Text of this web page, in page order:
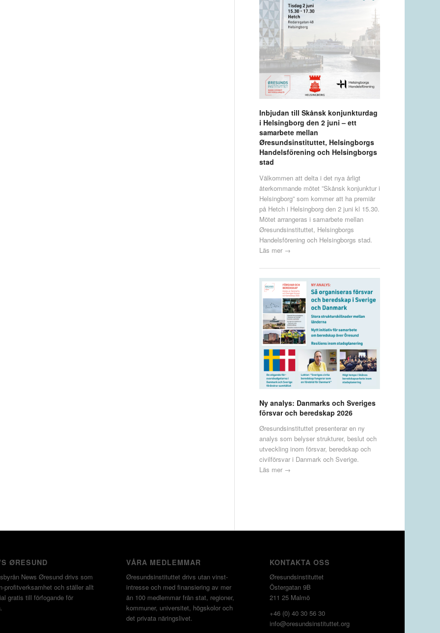
Inbjudan till Skånsk konjunkturdag
i Helsingborg den 2 juni – ett
samarbete mellan
Øresundsinstituttet, Helsingborgs
Handelsförening och Helsingborgs
stad
Välkommen att delta i det nya årligt
återkommande mötet ”Skånsk konjunktur i
Helsingborg” som kommer att ha premiär
på Hetch i Helsingborg den 2 juni kl 15.30.
Mötet arrangeras i samarbete mellan
Øresundsinstituttet, Helsingborgs
Handelsförening och Helsingborgs stad.
Läs mer →
Ny analys: Danmarks och Sveriges
försvar och beredskap 2026
Øresundsinstituttet presenterar en ny
analys som belyser strukturer, beslut och
utveckling inom försvar, beredskap och
civilförsvar i Danmark och Sverige.
Läs mer →
ØRESUND
News Øresund drivs som
profitverksamhet och ställer allt
gratis till förfogande för
VÅRA MEDLEMMAR
Øresundsinstituttet drivs utan vinst­
intresse och med finansiering av mer
än 100 medlemmar från stat, regioner,
kommuner, universitet, högskolor och
det privata näringslivet.
KONTAKTA OSS
Øresundsinstituttet
Östergatan 9B
211 25 Malmö
+46 (0) 40 30 56 30
info@oresundsinstituttet.org